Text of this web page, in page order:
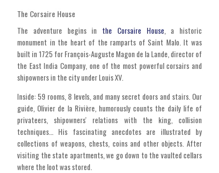
The Corsaire House
The adventure begins in the Corsaire House, a historic
monument in the heart of the ramparts of Saint Malo. It was
built in 1725 for François-Auguste Magon de la Lande, director of
the East India Company, one of the most powerful corsairs and
shipowners in the city under Louis XV.
Inside: 59 rooms, 8 levels, and many secret doors and stairs. Our
guide, Olivier de la Rivière, humorously counts the daily life of
privateers, shipowners' relations with the king, collision
techniques... His fascinating anecdotes are illustrated by
collections of weapons, chests, coins and other objects. After
visiting the state apartments, we go down to the vaulted cellars
where the loot was stored.